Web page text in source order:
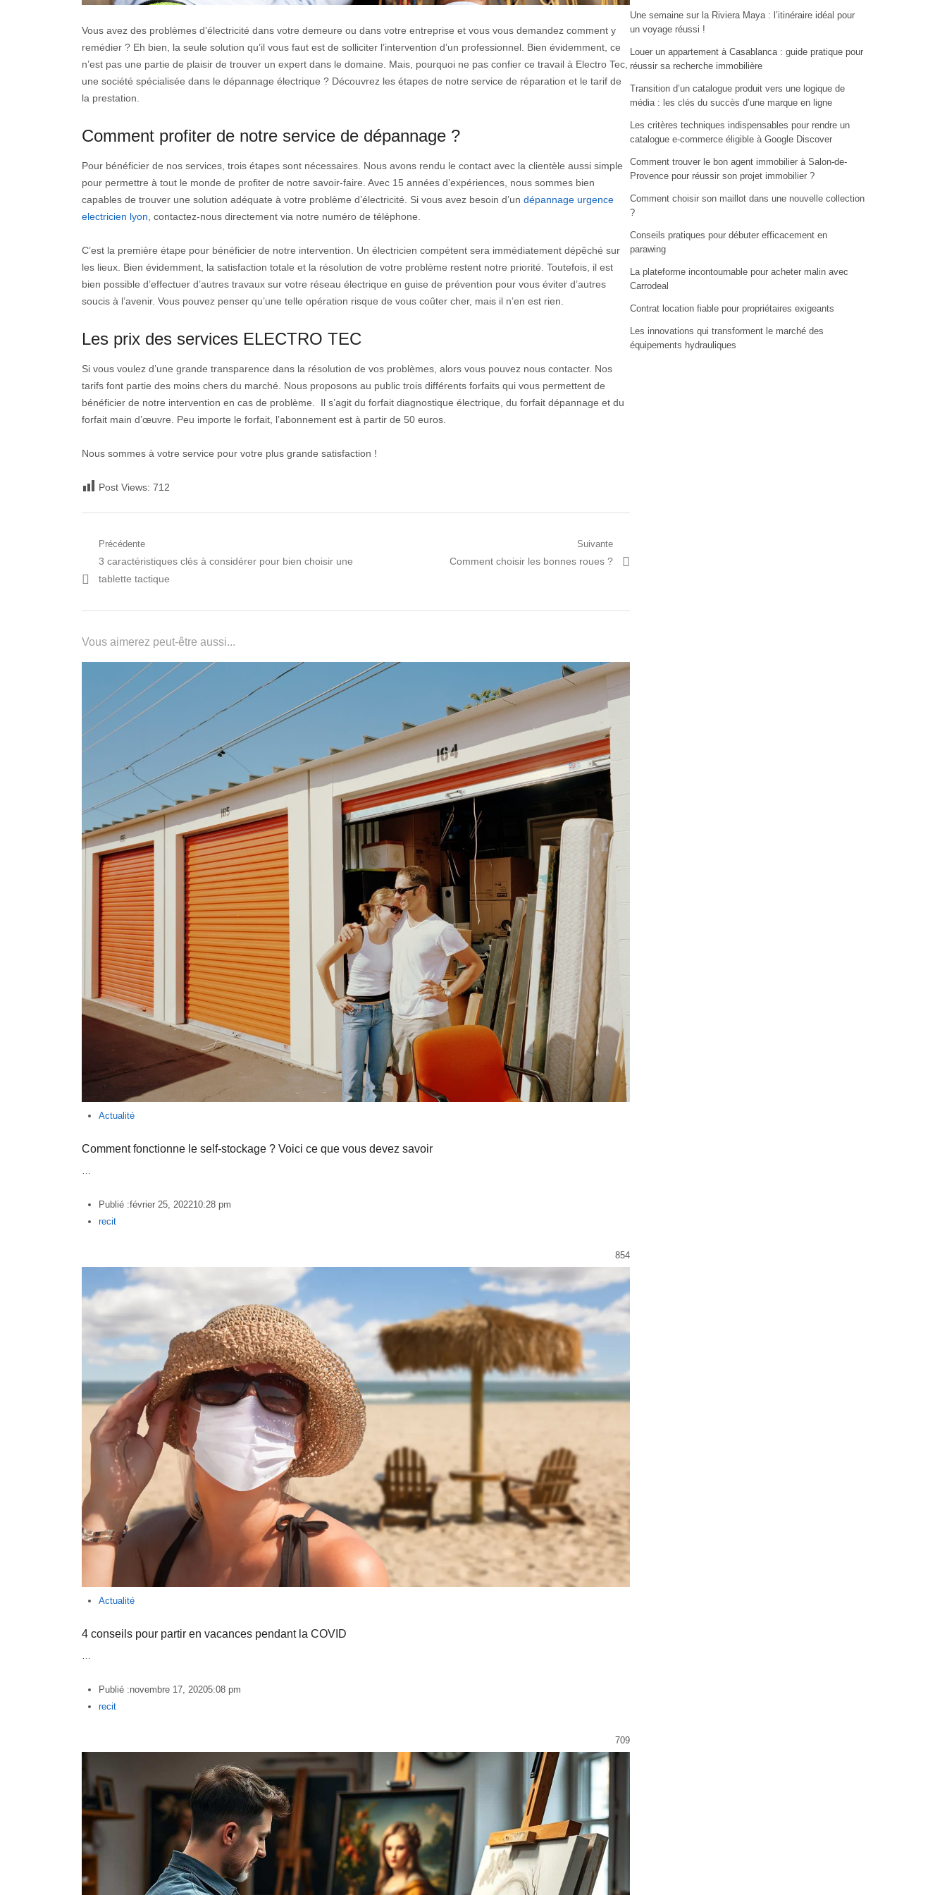
Vous avez des problèmes d’électricité dans votre demeure ou dans votre entreprise et vous vous demandez comment y
remédier ? Eh bien, la seule solution qu’il vous faut est de solliciter l’intervention d’un professionnel. Bien évidemment, ce
n’est pas une partie de plaisir de trouver un expert dans le domaine. Mais, pourquoi ne pas confier ce travail à Electro Tec,
une société spécialisée dans le dépannage électrique ? Découvrez les étapes de notre service de réparation et le tarif de
la prestation.
Comment profiter de notre service de dépannage ?
Pour bénéficier de nos services, trois étapes sont nécessaires. Nous avons rendu le contact avec la clientèle aussi simple
pour permettre à tout le monde de profiter de notre savoir-faire. Avec 15 années d’expériences, nous sommes bien
capables de trouver une solution adéquate à votre problème d’électricité. Si vous avez besoin d’un dépannage urgence
electricien lyon, contactez-nous directement via notre numéro de téléphone.
C’est la première étape pour bénéficier de notre intervention. Un électricien compétent sera immédiatement dépêché sur
les lieux. Bien évidemment, la satisfaction totale et la résolution de votre problème restent notre priorité. Toutefois, il est
bien possible d’effectuer d’autres travaux sur votre réseau électrique en guise de prévention pour vous éviter d’autres
soucis à l’avenir. Vous pouvez penser qu’une telle opération risque de vous coûter cher, mais il n’en est rien.
Les prix des services ELECTRO TEC
Si vous voulez d’une grande transparence dans la résolution de vos problèmes, alors vous pouvez nous contacter. Nos
tarifs font partie des moins chers du marché. Nous proposons au public trois différents forfaits qui vous permettent de
bénéficier de notre intervention en cas de problème. Il s’agit du forfait diagnostique électrique, du forfait dépannage et du
forfait main d’œuvre. Peu importe le forfait, l’abonnement est à partir de 50 euros.
Nous sommes à votre service pour votre plus grande satisfaction !
Post Views: 712
Navigation
de
Précédente
Post
précédent:
3 caractéristiques clés à considérer pour bien choisir une
tablette tactique
Suivante
Prochain
Comment choisir les bonnes roues ?
Vous aimerez peut-être aussi...
Actualité
Comment fonctionne le self-stockage ? Voici ce que vous devez savoir
Publié :février 25, 202210:28 pm
Author
recit
854
Actualité
4 conseils pour partir en vacances pendant la COVID
Publié :novembre 17, 20205:08 pm
Author
recit
709
Une semaine sur la Riviera Maya : l’itinéraire idéal pour
un voyage réussi !
Louer un appartement à Casablanca : guide pratique pour
réussir sa recherche immobilière
Transition d’un catalogue produit vers une logique de
média : les clés du succès d’une marque en ligne
Les critères techniques indispensables pour rendre un
catalogue e-commerce éligible à Google Discover
Comment trouver le bon agent immobilier à Salon-de-
Provence pour réussir son projet immobilier ?
Comment choisir son maillot dans une nouvelle collection
?
Conseils pratiques pour débuter efficacement en
parawing
La plateforme incontournable pour acheter malin avec
Carrodeal
Contrat location fiable pour propriétaires exigeants
Les innovations qui transforment le marché des
équipements hydrauliques